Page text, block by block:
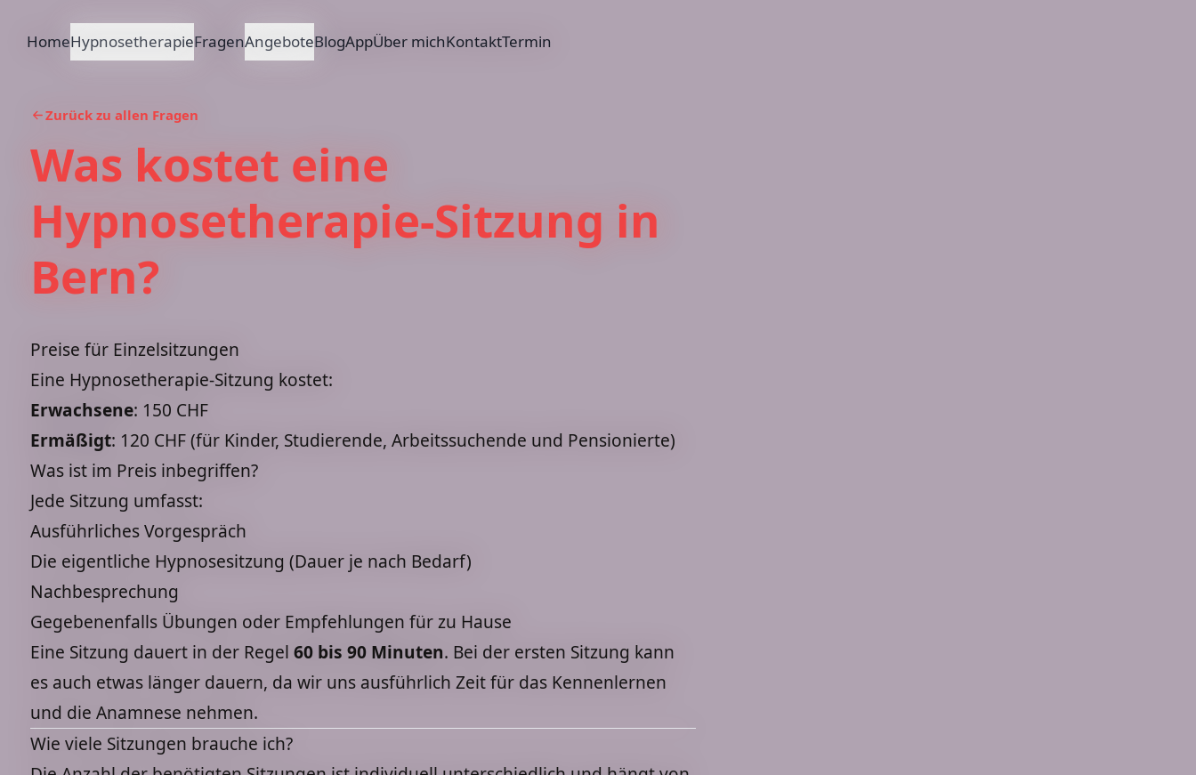
HomeHypnosetherapieFragenAngeboteBlogAppÜber michKontaktTermin
Zurück zu allen Fragen
Was kostet eine
Hypnosetherapie-Sitzung in
Bern?
Preise für Einzelsitzungen
Eine Hypnosetherapie-Sitzung kostet:
Erwachsene: 150 CHF
Ermäßigt: 120 CHF (für Kinder, Studierende, Arbeitssuchende und Pensionierte)
Was ist im Preis inbegriffen?
Jede Sitzung umfasst:
Ausführliches Vorgespräch
Die eigentliche Hypnosesitzung (Dauer je nach Bedarf)
Nachbesprechung
Gegebenenfalls Übungen oder Empfehlungen für zu Hause
Eine Sitzung dauert in der Regel 60 bis 90 Minuten. Bei der ersten Sitzung kann
es auch etwas länger dauern, da wir uns ausführlich Zeit für das Kennenlernen
und die Anamnese nehmen.
Wie viele Sitzungen brauche ich?